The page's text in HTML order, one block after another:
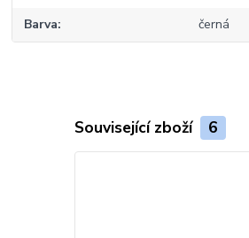
Barva černá
Související zboží 6